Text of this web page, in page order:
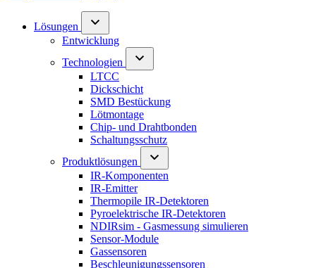
Lösungen
Entwicklung
Technologien
LTCC
Dickschicht
SMD Bestückung
Lötmontage
Chip- und Drahtbonden
Schaltungsschutz
Produktlösungen
IR-Komponenten
IR-Emitter
Thermopile IR-Detektoren
Pyroelektrische IR-Detektoren
NDIRsim - Gasmessung simulieren
Sensor-Module
Gassensoren
Beschleunigungssensoren